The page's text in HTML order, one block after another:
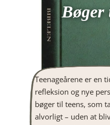
Bøger
Teenageårene er en
refleksion og nye
bøger til teens, som
alvorligt – uden at